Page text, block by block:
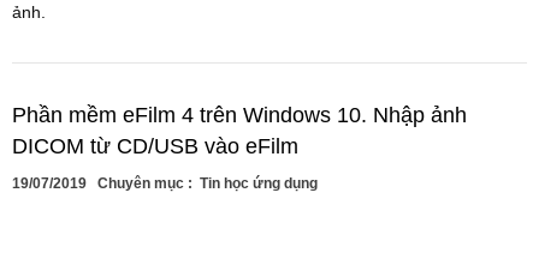
ảnh.
Phần mềm eFilm 4 trên Windows 10. Nhập ảnh
DICOM từ CD/USB vào eFilm
19/07/2019 Chuyên mục : Tin học ứng dụng